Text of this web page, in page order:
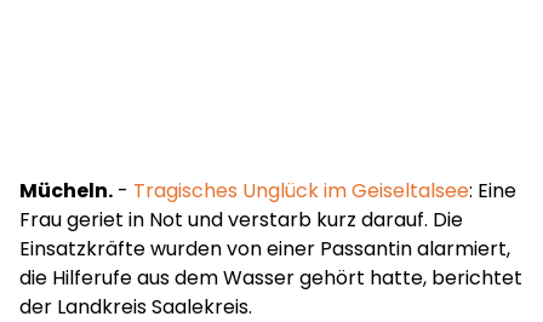
Mücheln. - Tragisches Unglück im Geiseltalsee: Eine
Frau geriet in Not und verstarb kurz darauf. Die
Einsatzkräfte wurden von einer Passantin alarmiert,
die Hilferufe aus dem Wasser gehört hatte, berichtet
der Landkreis Saalekreis.